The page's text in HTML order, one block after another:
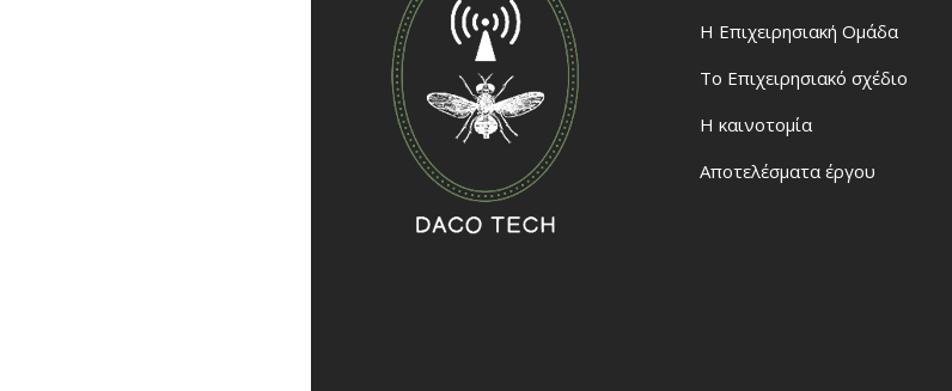
H Eπιχειρησιακή Ομάδα
Το Επιχειρησιακό σχέδιο
Η καινοτομία
Αποτελέσματα έργου